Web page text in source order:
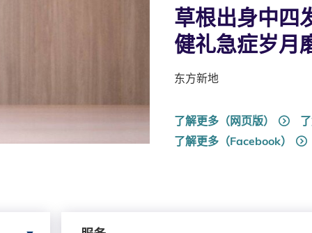
草根出身中四
健礼急症岁月
东方新地
了解更多（网页版）
了解更多（Facebook）